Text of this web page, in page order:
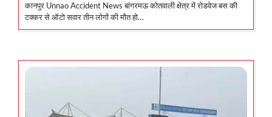
कानपुर Unnao Accident News बांगरमऊ कोतवाली क्षेत्र में रोडवेज बस की
टक्कर से ऑटो सवार तीन लोगों की मौत हो…